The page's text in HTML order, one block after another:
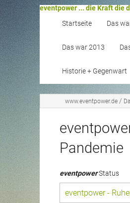
eventpower ... die Kraft die
Startseite
Das
Das war 2013
Historie + Gegenwart
www.eventpower.de /
Pandemie
eventpowerStatus
eventpower -